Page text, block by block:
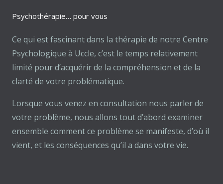
Psychothérapie… pour vous
Ce qui est fascinant dans la thérapie de notre Centre
Psychologique à Uccle, c’est le temps relativement
limité pour d’acquérir de la compréhension et de la
clarté de votre problématique.
Lorsque vous venez en consultation nous parler de
votre problème, nous allons tout d’abord examiner
ensemble comment ce problème se manifeste, d’où il
vient, et les conséquences qu’il a dans votre vie.